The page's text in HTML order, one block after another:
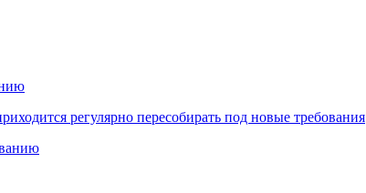
регулярно пересобирать под новые требования